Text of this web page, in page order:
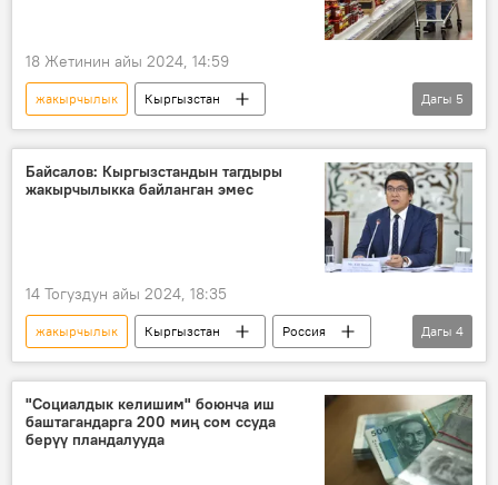
18 Жетинин айы 2024, 14:59
жакырчылык
Кыргызстан
Акылбек Жапаров
Министрлер кабинети
отчет
Дагы 5
Байсалов: Кыргызстандын тагдыры
жакырчылыкка байланган эмес
14 Тогуздун айы 2024, 18:35
жакырчылык Кыргызстан
Россия
билим берүү
форум
Эдил Байсалов
Өнүгүү
Дагы 4
"Социалдык келишим" боюнча иш
баштагандарга 200 миң сом ссуда
берүү пландалууда